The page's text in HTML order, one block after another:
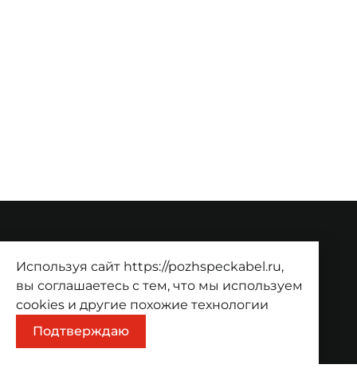
О компании Проекты Контакты
Продукция
Каталог Корзина
Используя сайт https://pozhspeckabel.ru,
вы соглашаетесь с тем, что мы используем
cookies и другие похожие технологии
Подтверждаю